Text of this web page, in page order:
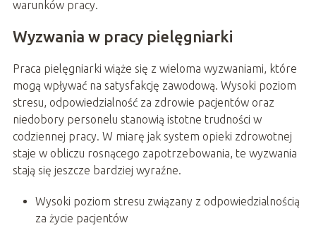
warunków pracy.
Wyzwania w pracy pielęgniarki
Praca pielęgniarki wiąże się z wieloma wyzwaniami, które
mogą wpływać na satysfakcję zawodową. Wysoki poziom
stresu, odpowiedzialność za zdrowie pacjentów oraz
niedobory personelu stanowią istotne trudności w
codziennej pracy. W miarę jak system opieki zdrowotnej
staje w obliczu rosnącego zapotrzebowania, te wyzwania
stają się jeszcze bardziej wyraźne.
Wysoki poziom stresu związany z odpowiedzialnością
za życie pacjentów